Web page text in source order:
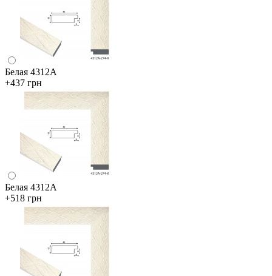
Белая 4312А
+437 грн
Белая 4312А
+518 грн